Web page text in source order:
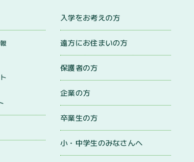
入学をお考えの方
遠方にお住まいの方
保護者の方
企業の方
卒業生の方
小・中学生のみなさんへ